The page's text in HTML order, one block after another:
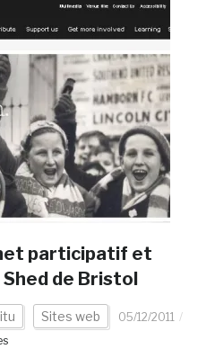
participatif et
de Bristol
Sites web
05/12/2011